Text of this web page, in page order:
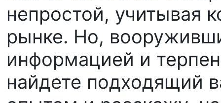
непростой, учитывая
рынке. Но,
информацией и
найдете подходящий